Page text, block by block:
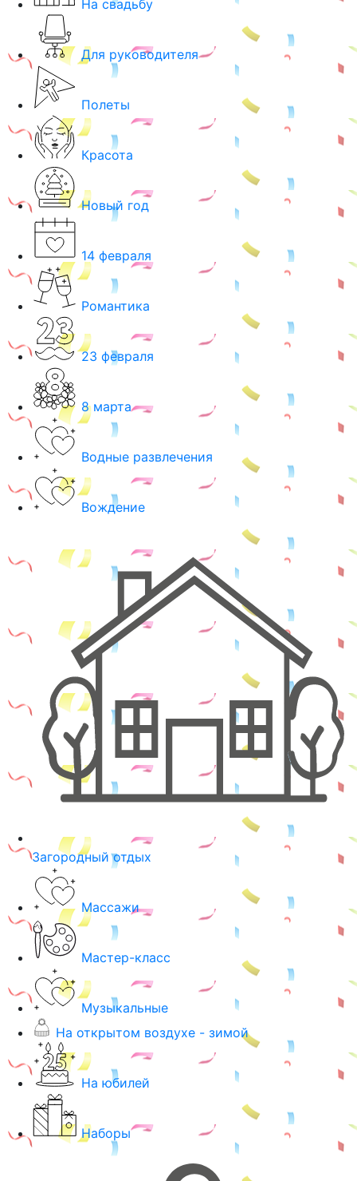
На свадьбу
Для руководителя
Полеты
Красота
Новый год
14 февраля
Романтика
23 февраля
8 марта
Водные развлечения
Вождение
Загородный отдых
Массажи
Мастер-класс
Музыкальные
На открытом воздухе - зимой
На юбилей
Наборы